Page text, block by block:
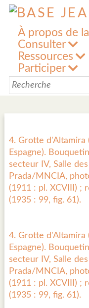
À propos de
Consulter
Ressources
Participer
4. Grotte d'Altamira
Espagne).
secteur IV, Salle
Prada/MNCIA,
(1911 : pl. XCVIII) ;
(1935 : 99, fig. 61).
4. Grotte d'Altamira
Espagne).
secteur IV, Salle
Prada/MNCIA,
(1911 : pl. XCVIII) ;
(1935 : 99, fig. 61).